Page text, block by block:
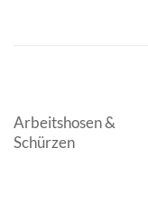
Arbeitshosen &
Schürzen